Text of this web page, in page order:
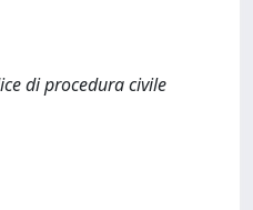
di procedura civile